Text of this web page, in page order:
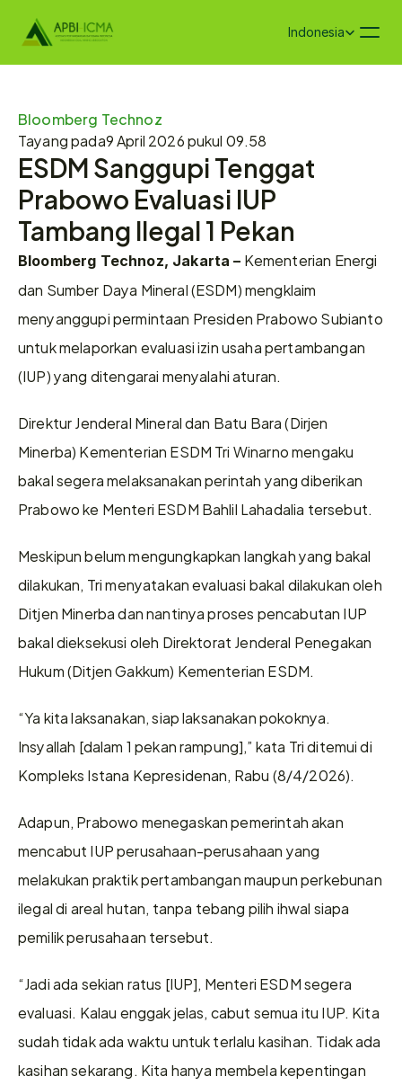
Select Language
Indonesia
Bloomberg Technoz
Tayang pada9 April 2026 pukul 09.58
ESDM Sanggupi Tenggat
Prabowo Evaluasi IUP
Tambang Ilegal 1 Pekan
Bloomberg Technoz, Jakarta – Kementerian Energi
dan Sumber Daya Mineral (ESDM) mengklaim
menyanggupi permintaan Presiden Prabowo Subianto
untuk melaporkan evaluasi izin usaha pertambangan
(IUP) yang ditengarai menyalahi aturan.
Direktur Jenderal Mineral dan Batu Bara (Dirjen
Minerba) Kementerian ESDM Tri Winarno mengaku
bakal segera melaksanakan perintah yang diberikan
Prabowo ke Menteri ESDM Bahlil Lahadalia tersebut.
Meskipun belum mengungkapkan langkah yang bakal
dilakukan, Tri menyatakan evaluasi bakal dilakukan oleh
Ditjen Minerba dan nantinya proses pencabutan IUP
bakal dieksekusi oleh Direktorat Jenderal Penegakan
Hukum (Ditjen Gakkum) Kementerian ESDM.
“Ya kita laksanakan, siap laksanakan pokoknya.
Insyallah [dalam 1 pekan rampung],” kata Tri ditemui di
Kompleks Istana Kepresidenan, Rabu (8/4/2026).
Adapun, Prabowo menegaskan pemerintah akan
mencabut IUP perusahaan-perusahaan yang
melakukan praktik pertambangan maupun perkebunan
ilegal di areal hutan, tanpa tebang pilih ihwal siapa
pemilik perusahaan tersebut.
“Jadi ada sekian ratus [IUP], Menteri ESDM segera
evaluasi. Kalau enggak jelas, cabut semua itu IUP. Kita
sudah tidak ada waktu untuk terlalu kasihan. Tidak ada
kasihan sekarang. Kita hanya membela kepentingan